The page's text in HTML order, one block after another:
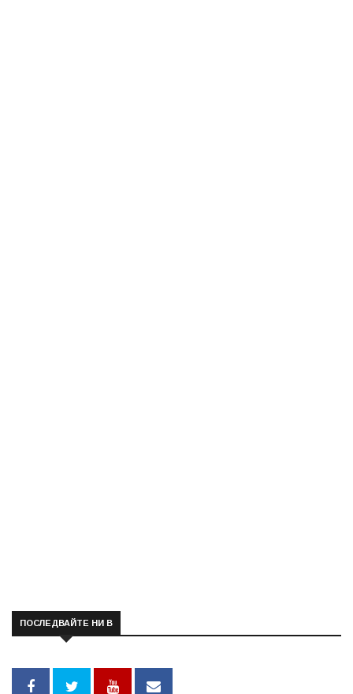
ПОСЛЕДВАЙТЕ НИ В